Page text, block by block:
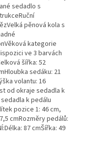
sedadlo s
pěnová kola s
kategorie
ve 3 barvách
šířka: 52
sedáku: 21
volantu: 16
od okraje sedadla k
k pedálu
pozice 1: 46 cm,
cmRozměry pedálů:
87 cmŠířka: 49